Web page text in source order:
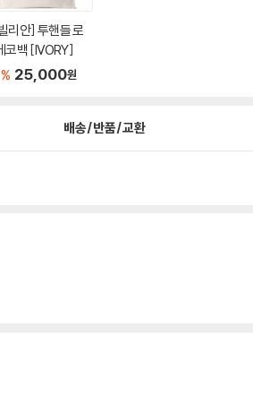
리안] 투핸들 로
코백 [IVORY]
% 25,000원
배송/반품/교환